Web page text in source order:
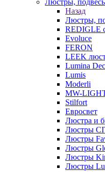
Люстры,
Назад
Люстры,
REDIGLE
Evoluce
FERON
LEEK
Lumina
Lumis
Moderli
MW-
Stilfort
Евросвет
Люстра и
Люстры
Люстры
Люстры
Люстры
Люстры